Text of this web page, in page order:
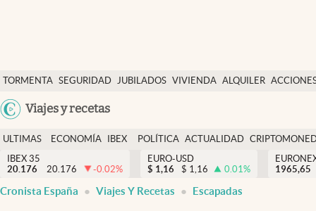
TORMENTA SEGURIDAD JUBILADOS VIVIENDA ALQUILER
USA
Viajes y recetas
Economía y finanzas
Política
Actualidad
Criptomonedas
España
ULTIMAS
NOTICIAS
ECONOMÍA
FINANZAS
IBEX
EURO
POLÍTICA ACTUALIDAD
IBEX 35
20.176
20.176 -0.02%
EURO-USD
$ 1,16 $ 1,16 0.01%
1965,65
Cronista España Viajes Y Recetas Escapadas